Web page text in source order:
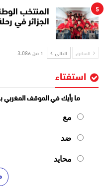
5
الجزائر في
السابق التالي 1 من 3٬086
استفتاء
ما رأيك في الموقف المغربي
مع
ضد
محايد